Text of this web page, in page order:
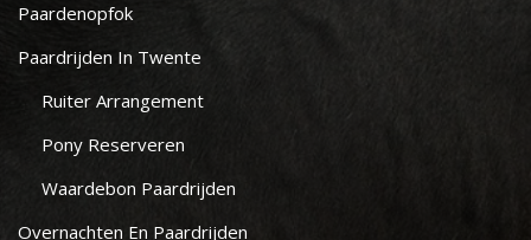
Paardenopfok
Paardrijden In Twente
Ruiter Arrangement
Pony Reserveren
Waardebon Paardrijden
Overnachten En Paardrijden